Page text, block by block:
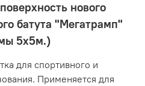
нового
батута "Мегатрамп"
5х5м.)
для спортивного и
Применяется для